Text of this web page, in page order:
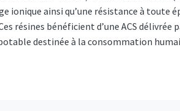
ionique ainsi qu’une résistance à toute
résines bénéficient d’uneACS délivrée
destinée à la consommation